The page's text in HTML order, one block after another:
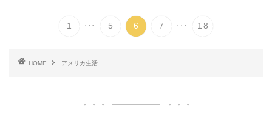
1 ... 5 6 7 ... 18
HOME アメリカ生活